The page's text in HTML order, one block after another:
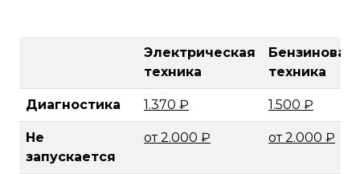
Электрическая
техника
Бензиновая
техника
Диагностика 1.370 ₽ 1.500 ₽
Не
запускается
от 2.000 ₽ от 2.000 ₽